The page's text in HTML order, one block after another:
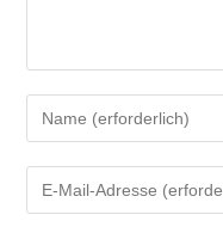
oder
Benutzernamen